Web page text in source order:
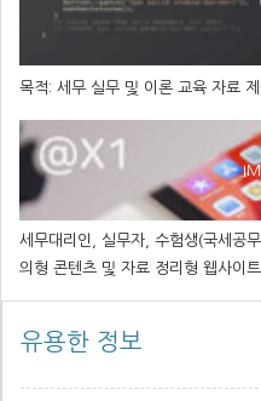
목적: 세무 실무 및 이론 교육 자료
세무대리인, 실무자, 수험생(국세공
의형 콘텐츠 및 자료 정리형 웹사이트
유용한 정보